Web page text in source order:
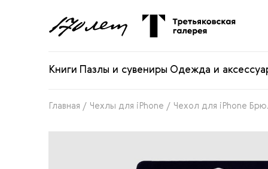
Книги Пазлы и сувениры Одежда и
Главная / Чехлы для iPhone / Чехол для iPhone